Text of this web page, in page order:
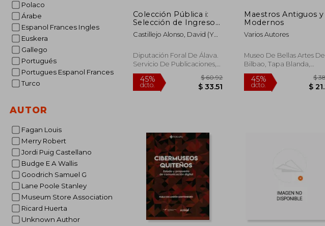
Polaco
Árabe
Espanol Frances Ingles
Euskera
Gallego
Portugués
Portugues Espanol Frances
Turco
AUTOR
Fagan Louis
Merry Robert
Jordi Puig Castellano
Budge E A Wallis
Goodrich Samuel G
Lane Poole Stanley
Museum Store Association
Ricard Huerta
Unknown Author
Colección Pública i:
Selección de Ingresos
de Arte
Contemporáneo,
Castillejo Alonso, David (Y
Artes De Álava
Diputación Foral De Álava.
Servicio De Publicaciones,
Vitoria-Gasteiz, Álava.,,
Tapa Blanda,
45%
dcto.
Maestros Antiguos y
Modernos
Varios Autores
Museo De Bellas Artes De
Bilbao, Tapa Blanda,
Usado